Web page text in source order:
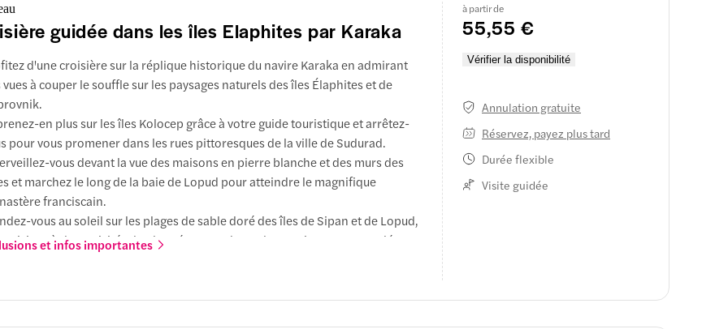
de Grebeni
Bleue
de Kolocep
à Kolocep, une île paisible et sans voiture, connue pour ses forêts de pins et
claires. Passez votre temps libre à nager, à vous détendre au bord de la mer
les sentiers côtiers tranquilles.
Sipan
guidée dans les îles Elaphites par Karaka
à partir de
55,55 €
Vérifier la disponibilité
Annulation gratuite
Réservez, payez plus tard
Durée flexible
Visite guidée
d'une croisière sur la réplique historique du navire Karaka en admirant
vues à couper le souffle sur les paysages naturels des îles Élaphites et de
en plus sur les îles Kolocep grâce à votre guide touristique et arrêtez-
pour vous promener dans les rues pittoresques de la ville de Sudurad.
vous devant la vue des maisons en pierre blanche et des murs des
et marchez le long de la baie de Lopud pour atteindre le magnifique
franciscain.
vous au soleil sur les plages de sable doré des îles de Sipan et de Lopud,
à des activités de plongée avec tuba et de natation pour compléter
et infos importantes